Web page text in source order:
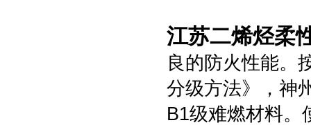
江苏二烯烃柔
良的防火性能。
分级方法》，神
B1级难燃材料